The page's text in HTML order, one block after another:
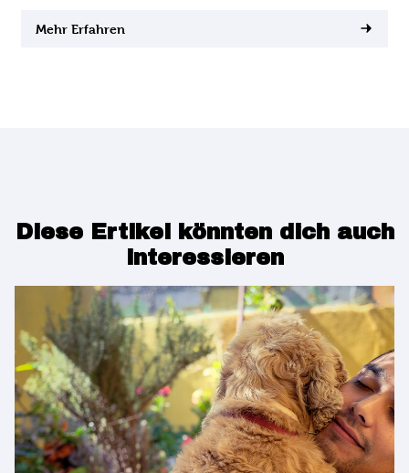
Mehr Erfahren
Diese Ertikel könnten dich auch
interessieren